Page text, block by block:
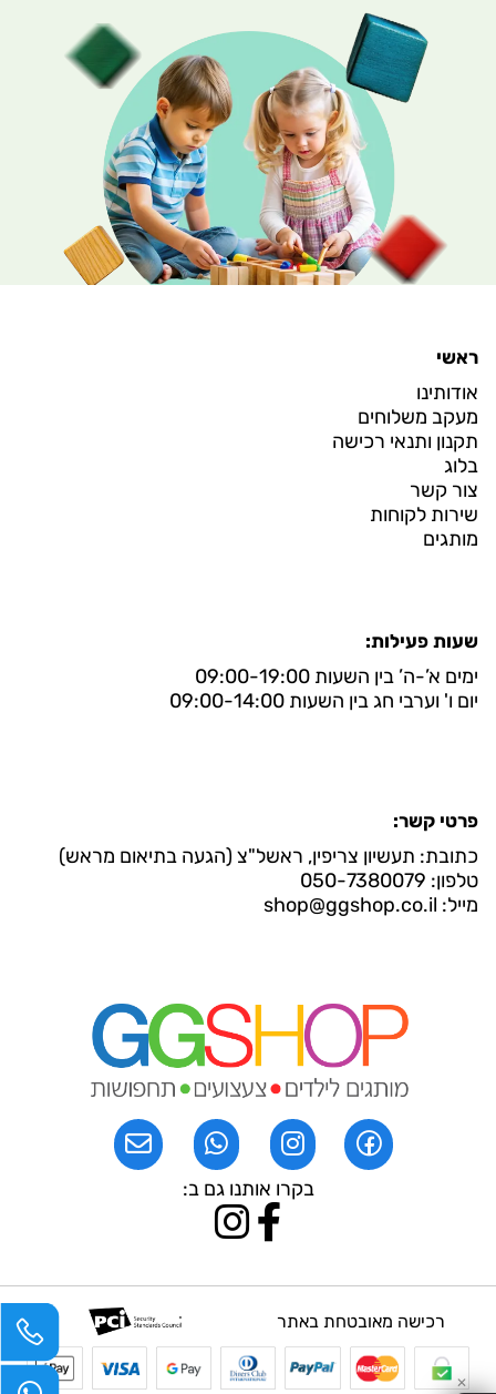
ראשי
אודותינו
מעקב משלוחים
תקנון ותנאי רכישה
בלוג
צור קשר
שירות לקוחות
מותגים
שעות פעילות:
ימים א’-ה’ בין השעות 09:00-19:00
יום ו' וערבי חג בין השעות 09:00-14:00
פרטי קשר:
כתובת: תעשיון צריפין, ראשל"צ (הגעה בתיאום מראש)
טלפון: 050-7380079
מייל: shop@ggshop.co.il
בקרו אותנו גם ב:
רכישה מאובטחת באתר
✕